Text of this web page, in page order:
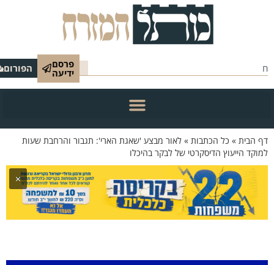
פרסם
ידיעה הפורום
הבית»כל הכתבות»לאור מבצע 'שאגת הארי': תגבור והרחבת שעות
הייעוץ הדיסקרטי של לבקר בהיכלו
×